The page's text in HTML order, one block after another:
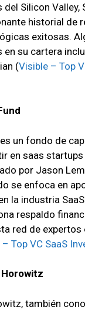
Silicon Valley,
historial de
exitosas.
en su cartera
(Visible – Top
un fondo de
en saas startups
por Jason
se enfoca en
la industria
respaldo
red de expertos
Top VC SaaS
también